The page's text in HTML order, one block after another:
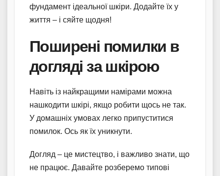
фундамент ідеальної шкіри. Додайте їх у
життя – і сяйте щодня!
Поширені помилки в
догляді за шкірою
Навіть із найкращими намірами можна
нашкодити шкірі, якщо робити щось не так.
У домашніх умовах легко припуститися
помилок. Ось як їх уникнути.
Догляд – це мистецтво, і важливо знати, що
не працює. Давайте розберемо типові